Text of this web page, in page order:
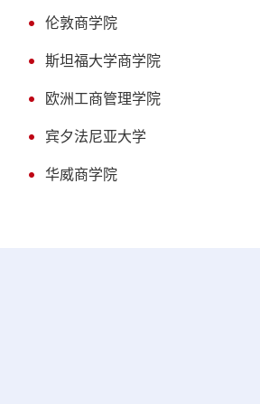
伦敦商学院
斯坦福大学商学院
欧洲工商管理学院
宾夕法尼亚大学
华威商学院